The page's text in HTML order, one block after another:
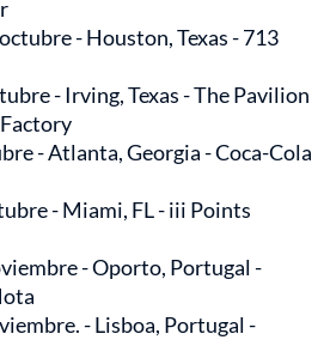
- Houston, Texas - 713
- Irving, Texas - The Pavilion
- Atlanta, Georgia - Coca-Cola
- Miami, FL - iii Points
- Oporto, Portugal -
- Lisboa, Portugal -